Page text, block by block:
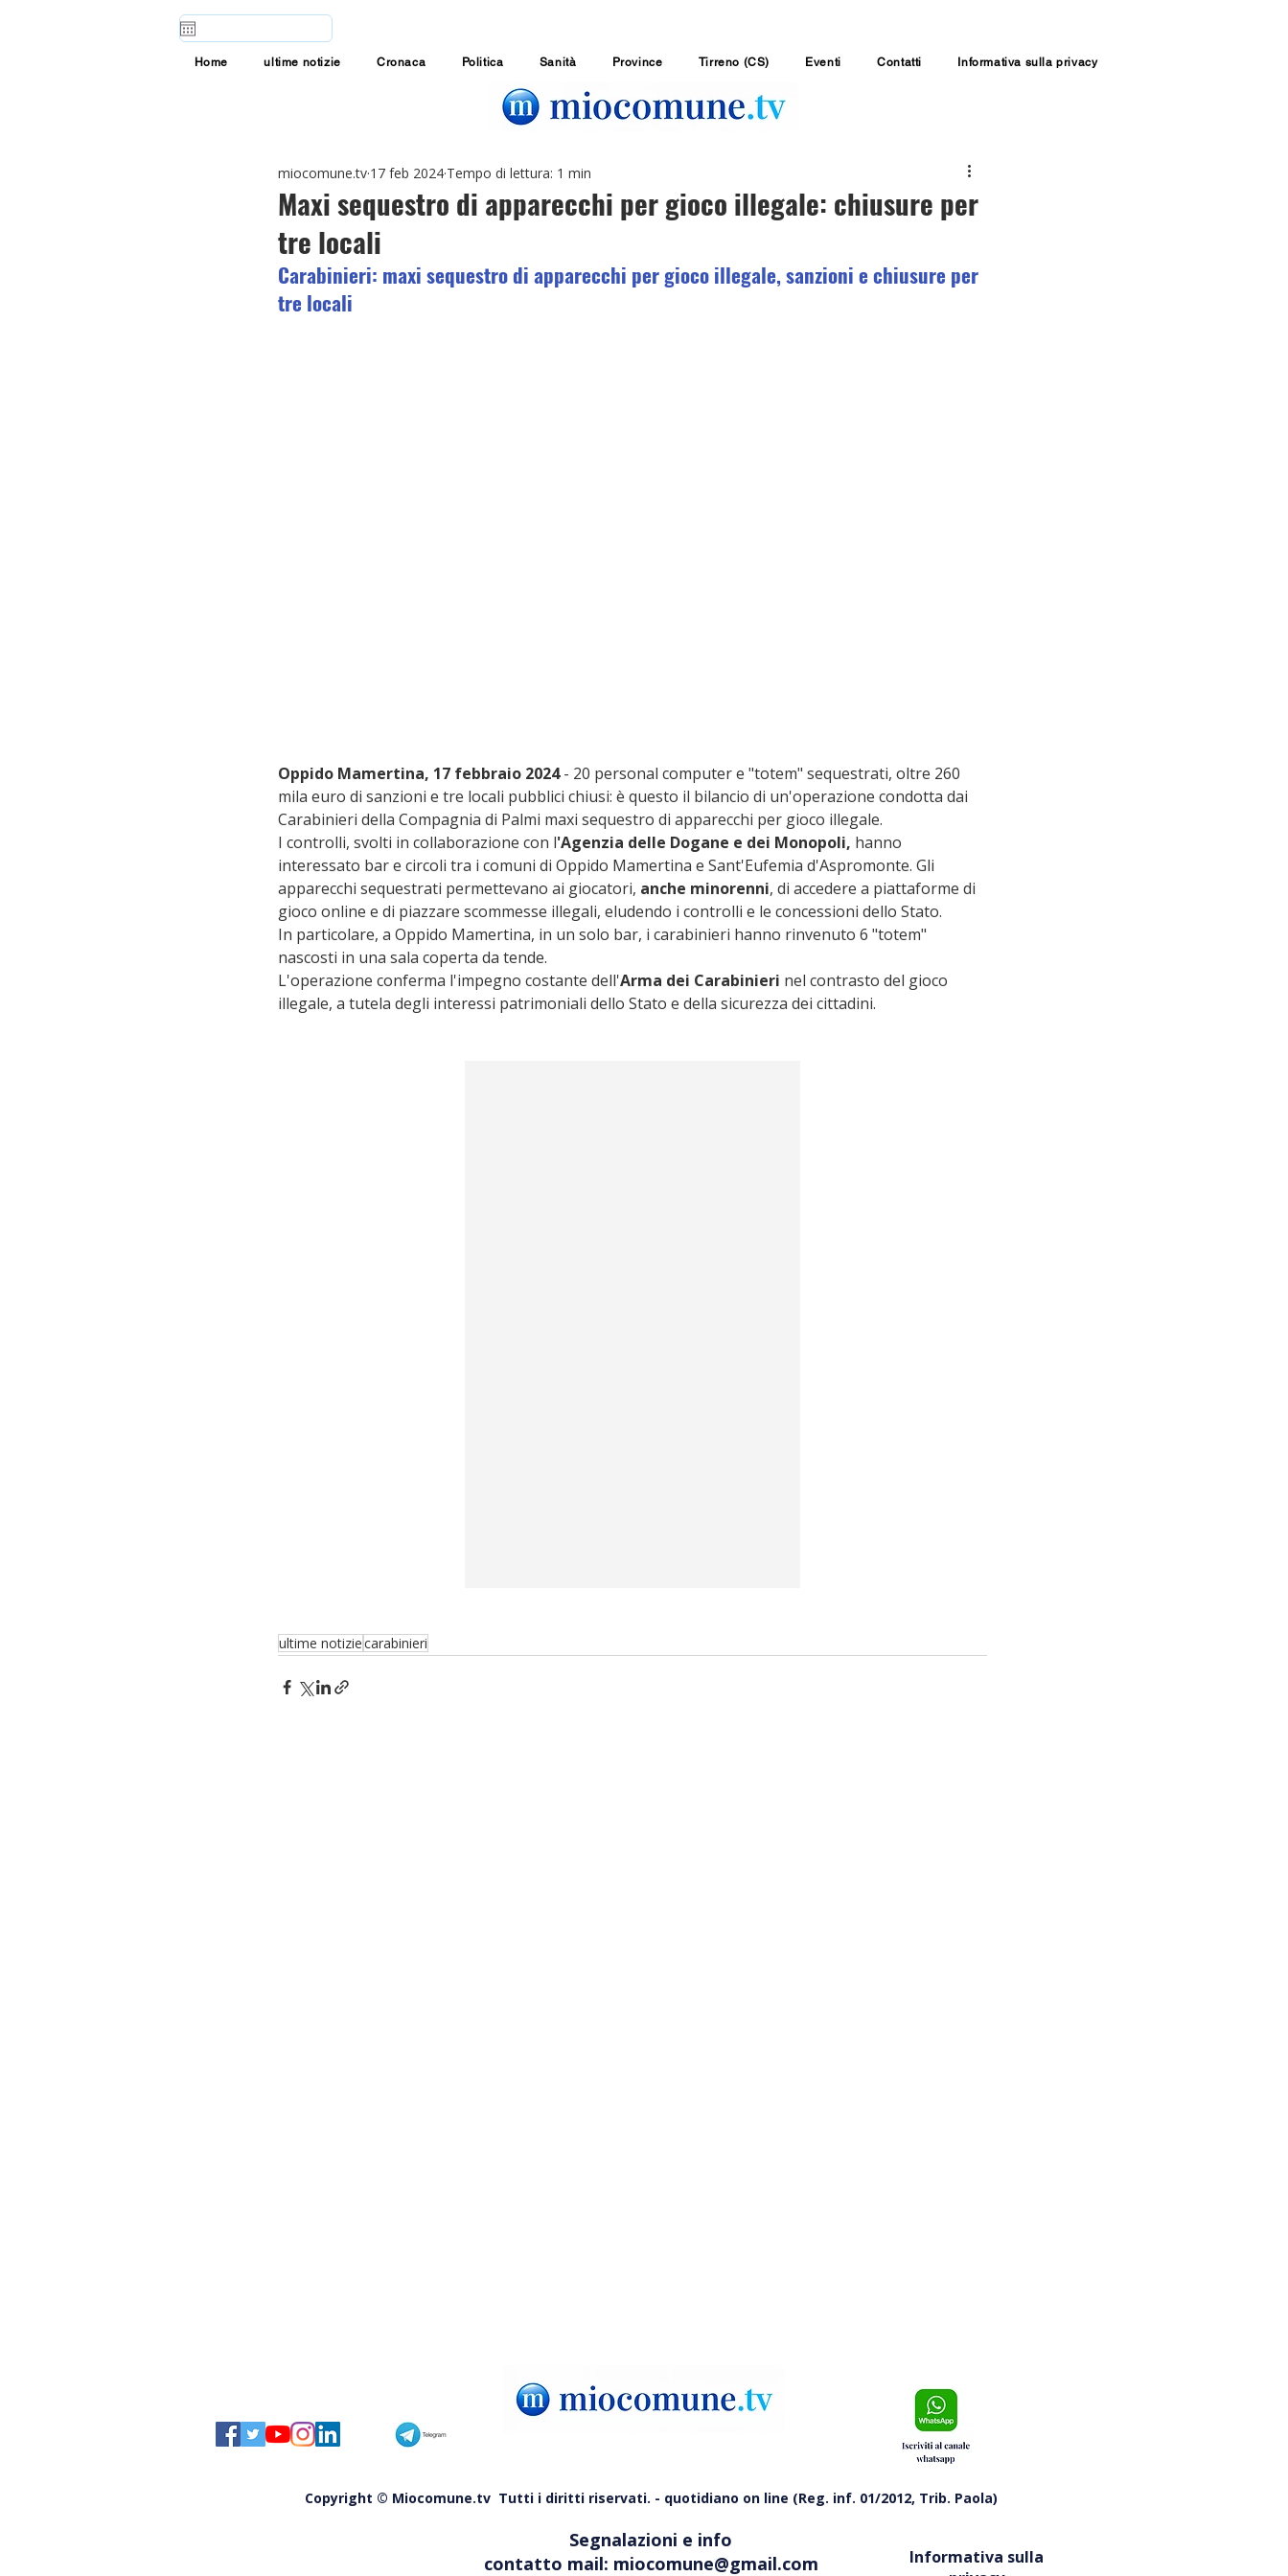
Home ultime notizie Cronaca Politica Sanità Province Tirreno (CS) Eventi Contatti Informativa sulla privacy
Maxi sequestro di apparecchi per gioco illegale: chiusure per
tre locali
miocomune.tv 17 feb 2024 Tempo di lettura: 1 min
Carabinieri: maxi sequestro di apparecchi per gioco illegale, sanzioni e chiusure per
tre locali
Oppido Mamertina, 17 febbraio 2024 - 20 personal computer e "totem" sequestrati, oltre 260
mila euro di sanzioni e tre locali pubblici chiusi: è questo il bilancio di un'operazione condotta dai
Carabinieri della Compagnia di Palmi maxi sequestro di apparecchi per gioco illegale.
I controlli, svolti in collaborazione con l'Agenzia delle Dogane e dei Monopoli, hanno
interessato bar e circoli tra i comuni di Oppido Mamertina e Sant'Eufemia d'Aspromonte. Gli
apparecchi sequestrati permettevano ai giocatori, anche minorenni, di accedere a piattaforme di
gioco online e di piazzare scommesse illegali, eludendo i controlli e le concessioni dello Stato.
In particolare, a Oppido Mamertina, in un solo bar, i carabinieri hanno rinvenuto 6 "totem"
nascosti in una sala coperta da tende.
L'operazione conferma l'impegno costante dell'Arma dei Carabinieri nel contrasto del gioco
illegale, a tutela degli interessi patrimoniali dello Stato e della sicurezza dei cittadini.
ultime notiziecarabinieri
Copyright © Miocomune.tv Tutti i diritti riservati. - quotidiano on line (Reg. inf. 01/2012, Trib. Paola)
Segnalazioni e info
contatto mail: miocomune@gmail.com
Informativa sulla